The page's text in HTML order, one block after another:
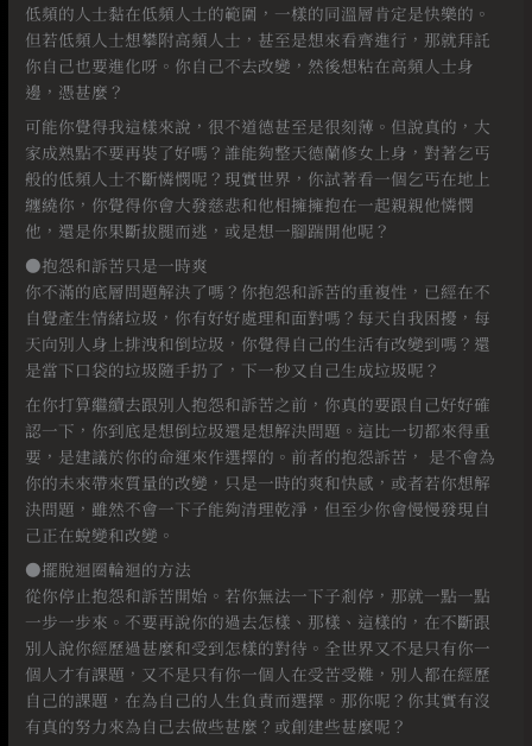
低頻的人士黏在低頻人士的範圍，一樣的同溫層肯定是快樂的。
但若低頻人士想攀附高頻人士，甚至是想來看齊進行，那就拜託
你自己也要進化呀。你自己不去改變，然後想粘在高頻人士身
邊，憑甚麼？
可能你覺得我這樣來說，很不道德甚至是很刻薄。但說真的，大
家成熟點不要再裝了好嗎？誰能夠整天德蘭修女上身，對著乞丐
般的低頻人士不斷憐憫呢？現實世界，你試著看一個乞丐在地上
纏繞你，你覺得你會大發慈悲和他相擁擁抱在一起親親他憐憫
他，還是你果斷拔腿而逃，或是想一腳踹開他呢？
●抱怨和訴苦只是一時爽
你不滿的底層問題解決了嗎？你抱怨和訴苦的重複性，已經在不
自覺產生情緒垃圾，你有好好處理和面對嗎？每天自我困擾，每
天向別人身上排洩和倒垃圾，你覺得自己的生活有改變到嗎？還
是當下口袋的垃圾隨手扔了，下一秒又自己生成垃圾呢？
在你打算繼續去跟別人抱怨和訴苦之前，你真的要跟自己好好確
認一下，你到底是想倒垃圾還是想解決問題。這比一切都來得重
要，是建議於你的命運來作選擇的。前者的抱怨訴苦， 是不會為
你的未來帶來質量的改變，只是一時的爽和快感，或者若你想解
決問題，雖然不會一下子能夠清理乾淨，但至少你會慢慢發現自
己正在蛻變和改變。
●擺脫迴圈輪迴的方法
從你停止抱怨和訴苦開始。若你無法一下子剎停，那就一點一點
一步一步來。不要再說你的過去怎樣、那樣、這樣的，在不斷跟
別人說你經歷過甚麼和受到怎樣的對待。全世界又不是只有你一
個人才有課題，又不是只有你一個人在受苦受難，別人都在經歷
自己的課題，在為自己的人生負責而選擇。那你呢？你其實有沒
有真的努力來為自己去做些甚麼？或創建些甚麼呢？